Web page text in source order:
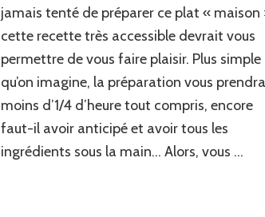
aux
crevettes
jamais tenté de préparer ce plat « maison
cette recette très accessible devrait vous
permettre de vous faire plaisir. Plus simple
qu’on imagine, la préparation vous prendra
moins d’1/4 d’heure tout compris, encore
faut-il avoir anticipé et avoir tous les
ingrédients sous la main… Alors, vous …